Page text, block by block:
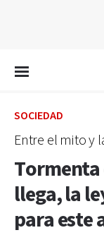
SOCIEDAD
Entre el mito y
Tormenta
llega, la
para este